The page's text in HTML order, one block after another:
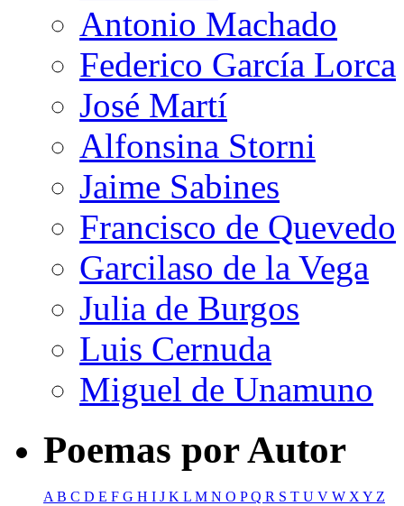
Antonio Machado
Federico García Lorca
José Martí
Alfonsina Storni
Jaime Sabines
Francisco de Quevedo
Garcilaso de la Vega
Julia de Burgos
Luis Cernuda
Miguel de Unamuno
Poemas por Autor
AB C D E F G H I J K L M N O PQ R S T U V W XY Z